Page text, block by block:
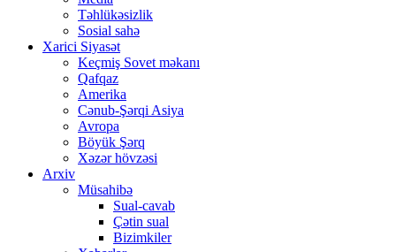
Təhlükəsizlik
Sosial sahə
Xarici Siyasət
Keçmiş Sovet məkanı
Qafqaz
Amerika
Cənub-Şərqi Asiya
Avropa
Böyük Şərq
Xəzər hövzəsi
Arxiv
Müsahibə
Sual-cavab
Çətin sual
Bizimkiler